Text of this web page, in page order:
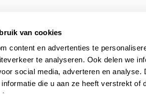
van cookies
content en advertenties te
te analyseren. Ook delen we
social media, adverteren en analyse.
die u aan ze heeft verstrekt of